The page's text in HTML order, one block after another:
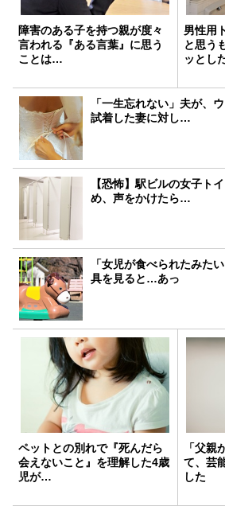
障害のある子を持つ親が度々
言われる『ある言葉』に思う
ことは…
男性用
と思う
ッとし
「一生忘れない」夫が、
試着した妻に対し…
【恐怖】駅ビルの女子ト
め、声をかけたら…
「女児が食べられたみた
具を見ると…あっ
ペットとの別れで『死んだら
会えないこと』を理解した4歳
児が…
「父
て、芸
した